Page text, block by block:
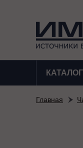
КАТАЛОГ
Главная